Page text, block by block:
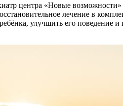
центра «Новые возможности»
лечение в
улучшить его поведение